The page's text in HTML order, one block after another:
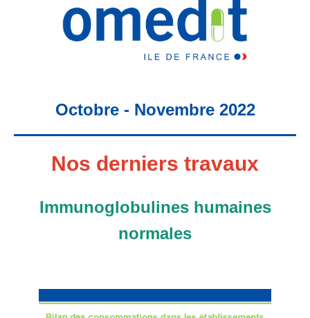
Octobre - Novembre 2022
Nos derniers travaux
Immunoglobulines humaines
normales